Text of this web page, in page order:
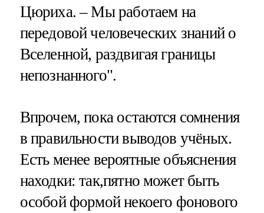
Цюриха. – Мы работаем на
передовой человеческих знаний о
Вселенной, раздвигая границы
непознанного".
Впрочем, пока остаются сомнения
в правильности выводов учёных.
Есть менее вероятные объяснения
находки: так,пятно может быть
особой формой некоего фонового